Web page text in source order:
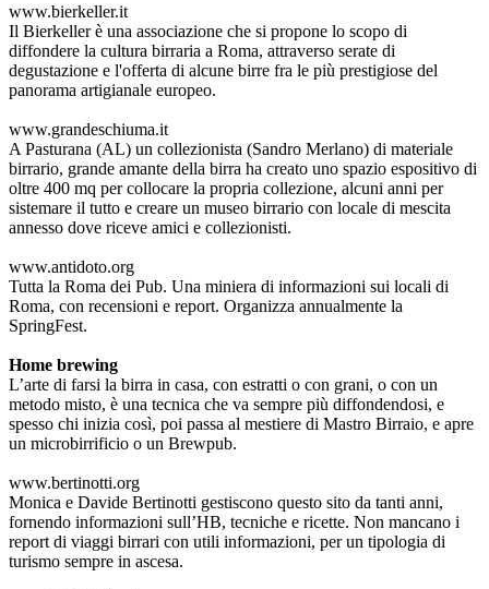
www.bierkeller.it
Il Bierkeller è una associazione che si propone lo scopo di
diffondere la cultura birraria a Roma, attraverso serate di
degustazione e l'offerta di alcune birre fra le più prestigiose del
panorama artigianale europeo.
www.grandeschiuma.it
A Pasturana (AL) un collezionista (Sandro Merlano) di materiale
birrario, grande amante della birra ha creato uno spazio espositivo di
oltre 400 mq per collocare la propria collezione, alcuni anni per
sistemare il tutto e creare un museo birrario con locale di mescita
annesso dove riceve amici e collezionisti.
www.antidoto.org
Tutta la Roma dei Pub. Una miniera di informazioni sui locali di
Roma, con recensioni e report. Organizza annualmente la
SpringFest.
Home brewing
L’arte di farsi la birra in casa, con estratti o con grani, o con un
metodo misto, è una tecnica che va sempre più diffondendosi, e
spesso chi inizia così, poi passa al mestiere di Mastro Birraio, e apre
un microbirrificio o un Brewpub.
www.bertinotti.org
Monica e Davide Bertinotti gestiscono questo sito da tanti anni,
fornendo informazioni sull’HB, tecniche e ricette. Non mancano i
report di viaggi birrari con utili informazioni, per un tipologia di
turismo sempre in ascesa.